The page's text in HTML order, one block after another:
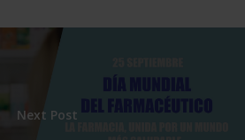
Next Post